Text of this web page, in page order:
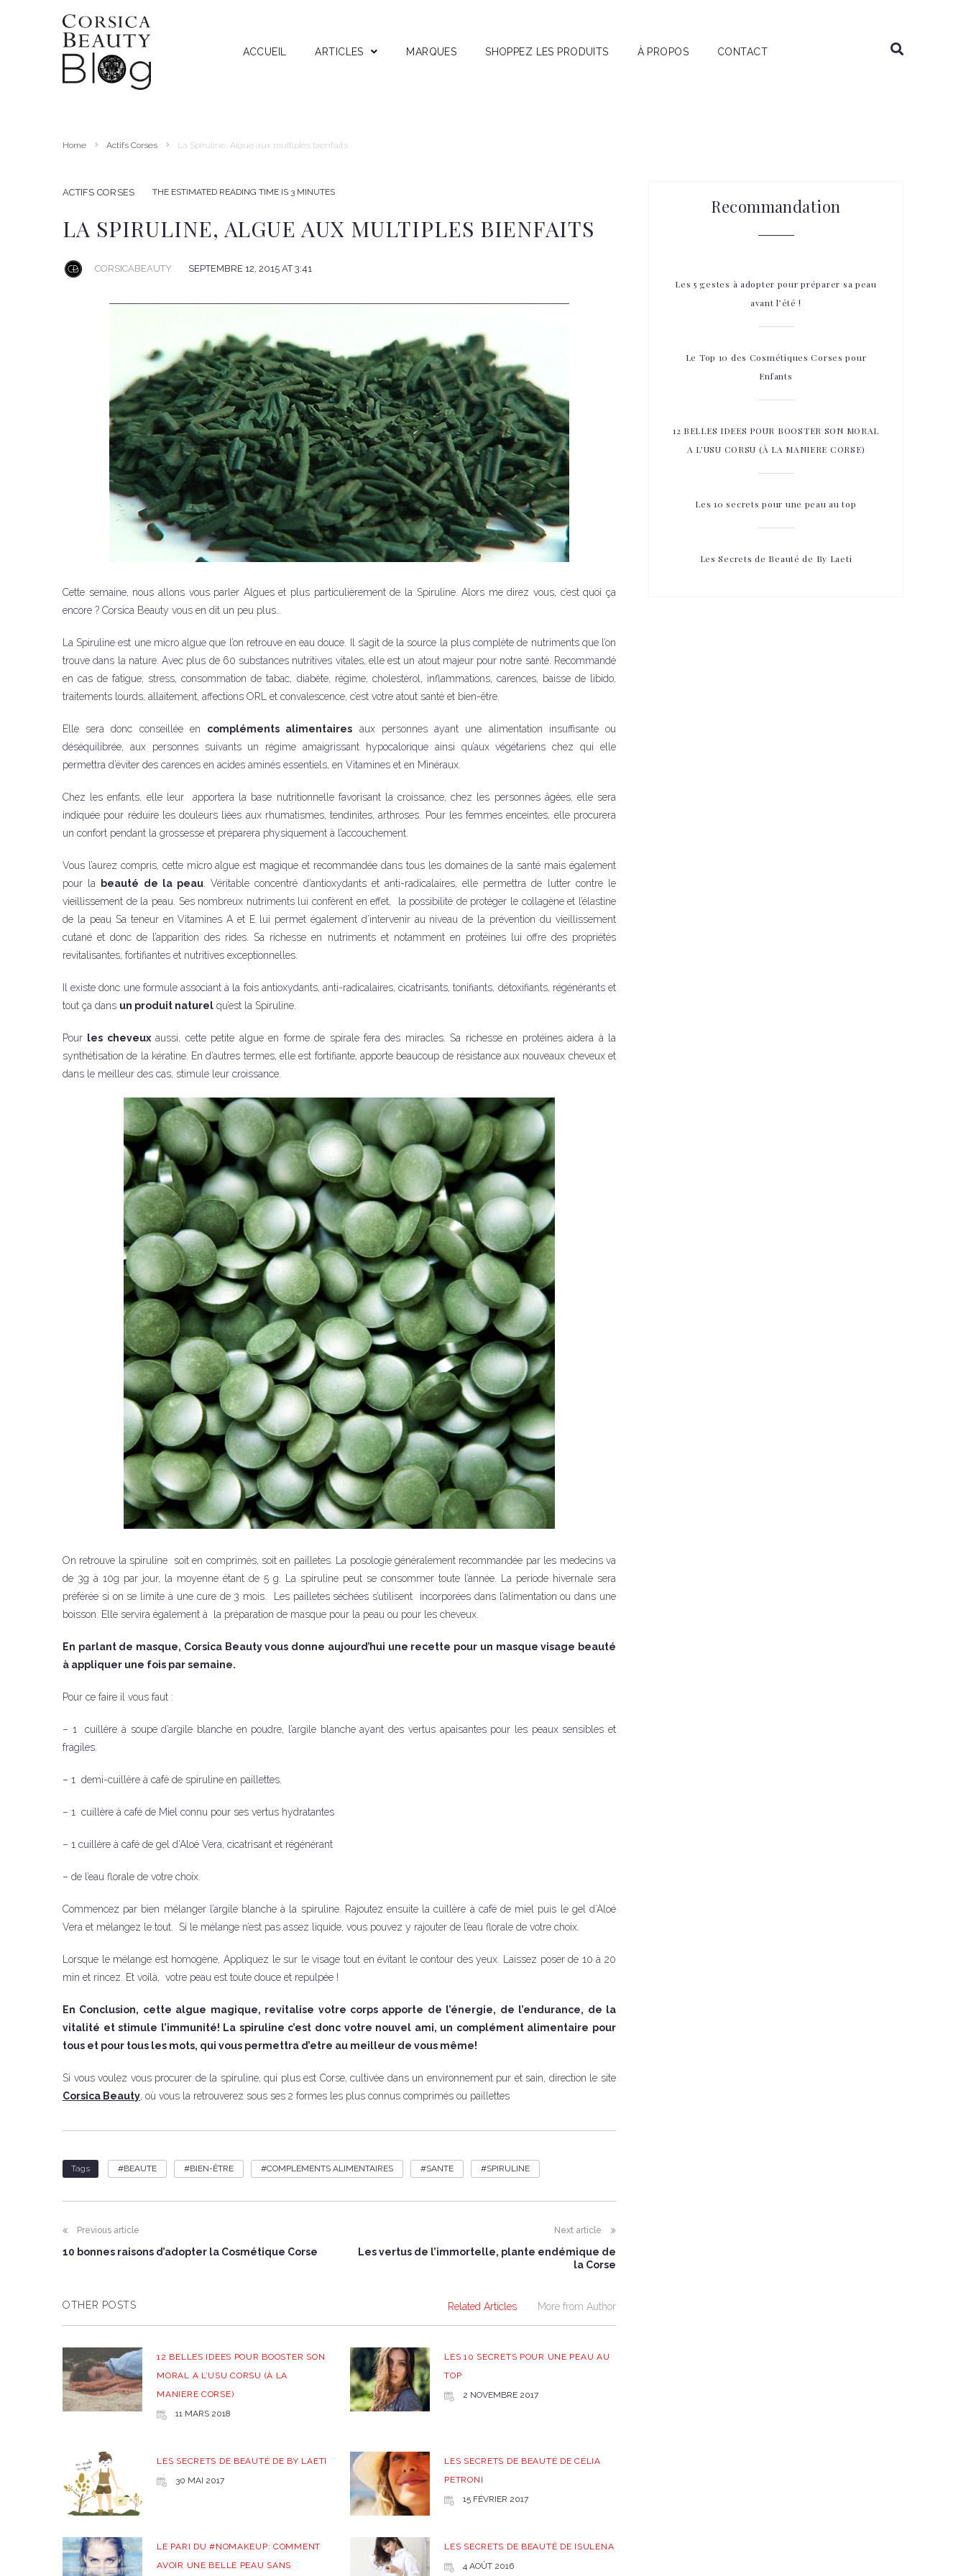
ACCUEIL ARTICLES
Tests Produits
MARQUES SHOPPEZ LES PRODUITS À PROPOS CONTACT
Home Actifs Corses La Spiruline, Algue aux multiples bienfaits
ACTIFS CORSES THE ESTIMATED READING TIME IS 3 MINUTES
LA SPIRULINE, ALGUE AUX MULTIPLES BIENFAITS
CORSICABEAUTY SEPTEMBRE 12, 2015 AT 3:41
Cette semaine, nous allons vous parler Algues et plus particulièrement de la Spiruline. Alors me direz vous, c’est quoi ça
encore ? Corsica Beauty vous en dit un peu plus…
La Spiruline est une micro algue que l’on retrouve en eau douce. Il s’agit de la source la plus complète de nutriments que l’on
trouve dans la nature. Avec plus de 60 substances nutritives vitales, elle est un atout majeur pour notre santé. Recommandé
en cas de fatigue, stress, consommation de tabac, diabète, régime, cholestérol, inflammations, carences, baisse de libido,
traitements lourds, allaitement, affections ORL et convalescence, c’est votre atout santé et bien-être.
Elle sera donc conseillée en compléments alimentaires aux personnes ayant une alimentation insuffisante ou
déséquilibrée, aux personnes suivants un régime amaigrissant hypocalorique ainsi qu’aux végétariens chez qui elle
permettra d’éviter des carences en acides aminés essentiels, en Vitamines et en Minéraux.
Chez les enfants, elle leur apportera la base nutritionnelle favorisant la croissance, chez les personnes âgées, elle sera
indiquée pour réduire les douleurs liées aux rhumatismes, tendinites, arthroses. Pour les femmes enceintes, elle procurera
un confort pendant la grossesse et préparera physiquement à l’accouchement.
Vous l’aurez compris, cette micro algue est magique et recommandée dans tous les domaines de la santé mais également
pour la
beauté de la peau. Véritable concentré d’antioxydants et anti-radicalaires, elle permettra de lutter contre le
vieillissement de la peau. Ses nombreux nutriments lui confèrent en effet, la possibilité de protéger le collagène et l’élastine
de la peau Sa teneur en Vitamines A et E lui permet également d’intervenir au niveau de la prévention du vieillissement
cutané et donc de l’apparition des rides. Sa richesse en nutriments et notamment en protéines lui offre des propriétés
revitalisantes, fortifiantes et nutritives exceptionnelles.
Il existe donc une formule associant à la fois antioxydants, anti-radicalaires, cicatrisants, tonifiants, détoxifiants, régénérants et
tout ça dans un produit naturel qu’est la Spiruline.
Pour les cheveuxaussi, cette petite algue en forme de spirale fera des miracles. Sa richesse en protéines aidera à la
synthétisation de la kératine. En d’autres termes, elle est fortifiante, apporte beaucoup de résistance aux nouveaux cheveux et
dans le meilleur des cas, stimule leur croissance.
On retrouve la spiruline soit en comprimés, soit en pailletes. La posologie généralement recommandée par les medecins va
de 3g à 10g par jour, la moyenne étant de 5 g. La spiruline peut se consommer toute l’année. La periode hivernale sera
préférée si on se limite à une cure de 3 mois. Les pailletes séchées s’utilisent incorporées dans l’alimentation ou dans une
boisson. Elle servira également à la préparation de masque pour la peau ou pour les cheveux.
En parlant de masque, Corsica Beauty vous donne aujourd’hui une recette pour un masque visage beauté
à appliquer une fois par semaine.
Pour ce faire il vous faut :
– 1 cuillère à soupe d’argile blanche en poudre, l’argile blanche ayant des vertus apaisantes pour les peaux sensibles et
fragiles.
– 1 demi-cuillère à café de spiruline en paillettes.
– 1 cuillère à café de Miel connu pour ses vertus hydratantes
– 1 cuillère à café de gel d’Aloé Vera, cicatrisant et régénérant
– de l’eau florale de votre choix.
Commencez par bien mélanger l’argile blanche à la spiruline. Rajoutez ensuite la cuillère à café de miel puis le gel d’Aloé
Vera et mélangez le tout. Si le mélange n’est pas assez liquide, vous pouvez y rajouter de l’eau florale de votre choix.
Lorsque le mélange est homogène, Appliquez le sur le visage tout en évitant le contour des yeux. Laissez poser de 10 à 20
min et rincez. Et voilà, votre peau est toute douce et repulpée !
En Conclusion, cette algue magique, revitalise votre corps apporte de l’énergie, de l’endurance, de la
vitalité et stimule l’immunité! La spiruline c’est donc votre nouvel ami, un complément alimentaire pour
tous et pour tous les mots, qui vous permettra d’etre au meilleur de vous même!
Si vous voulez vous procurer de la spiruline, qui plus est Corse, cultivée dans un environnement pur et sain, direction le site
Corsica Beauty, où vous la retrouverez sous ses 2 formes les plus connus comprimés ou paillettes
Tags BEAUTE BIEN-ÊTRE COMPLEMENTS ALIMENTAIRES SANTE SPIRULINE
Previous article
10 bonnes raisons d’adopter la Cosmétique Corse
Next article
Les vertus de l’immortelle, plante endémique de
la Corse
OTHER POSTS Related Articles More from Author
12 BELLES IDEES POUR BOOSTER SON
MORAL A L’USU CORSU (À LA
MANIERE CORSE)
11 MARS 2018
LES 10 SECRETS POUR UNE PEAU AU
TOP
2 NOVEMBRE 2017
LES SECRETS DE BEAUTÉ DE BY LAETI
30 MAI 2017
LES SECRETS DE BEAUTÉ DE CÉLIA
PETRONI
15 FÉVRIER 2017
LE PARI DU #NOMAKEUP: COMMENT
AVOIR UNE BELLE PEAU SANS
LES SECRETS DE BEAUTÉ DE ISULENA
4 AOÛT 2016
Recommandation
Les 5 gestes à adopter pour préparer sa peau
avant l’été !
Le Top 10 des Cosmétiques Corses pour
Enfants
12 BELLES IDEES POUR BOOSTER SON MORAL
A L’USU CORSU (À LA MANIERE CORSE)
Les 10 secrets pour une peau au top
Les Secrets de Beauté de By Laeti